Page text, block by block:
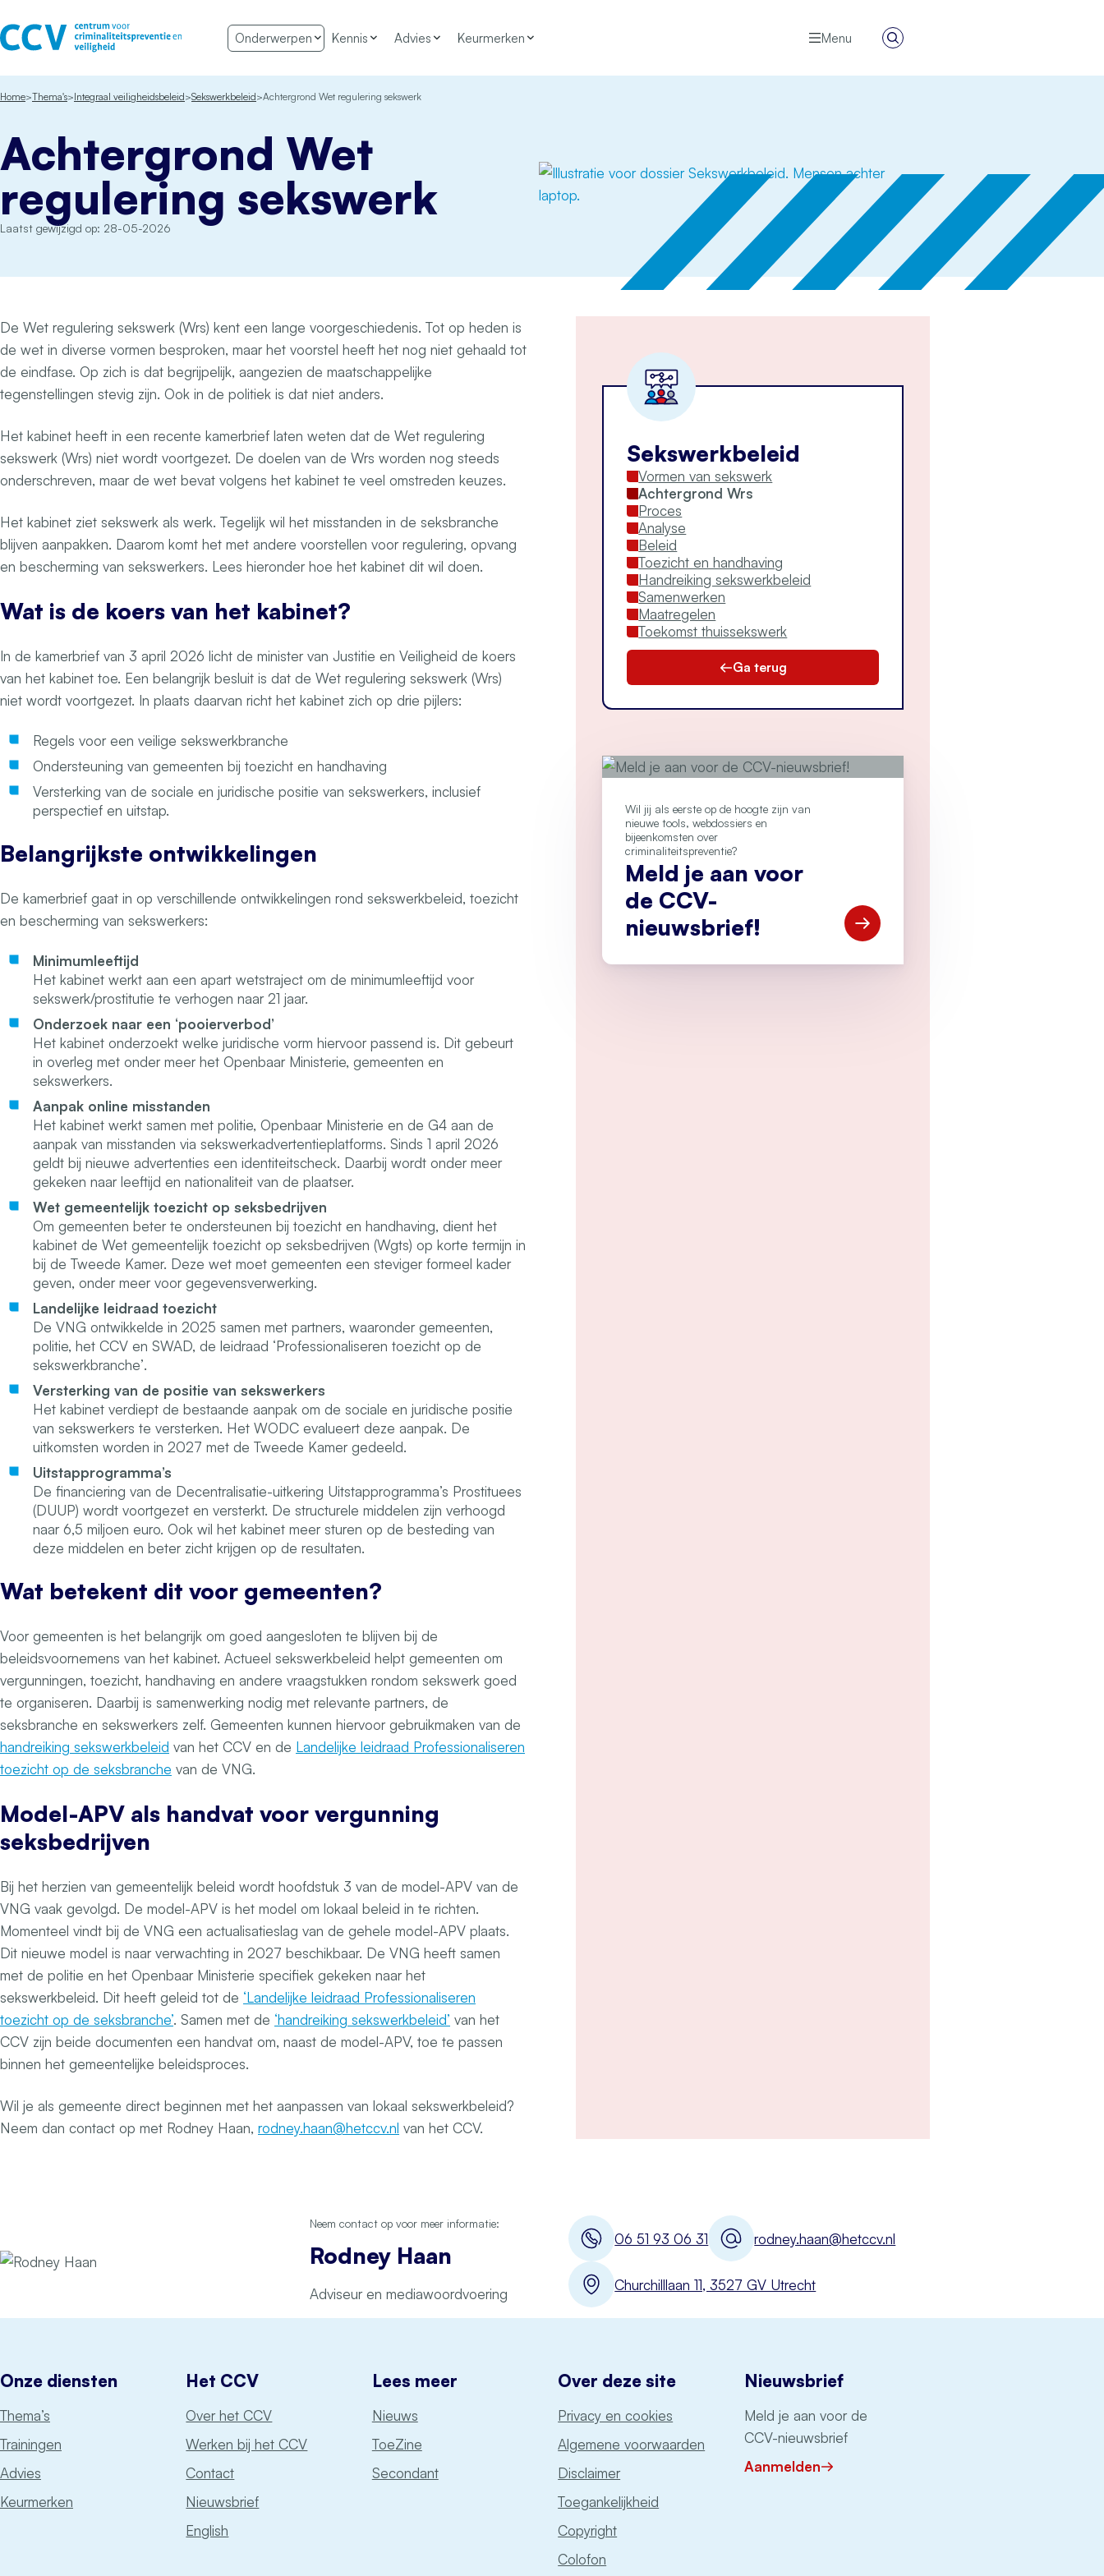
Onderwerpen Kennis Advies Keurmerken Menu
Zoeken
Home Thema's Integraal veiligheidsbeleid Sekswerkbeleid Achtergrond Wet regulering sekswerk
Achtergrond Wet
regulering sekswerk
Laatst gewijzigd op: 28-05-2026
De Wet regulering sekswerk (Wrs) kent een lange voorgeschiedenis. Tot op heden is
de wet in diverse vormen besproken, maar het voorstel heeft het nog niet gehaald tot
de eindfase. Op zich is dat begrijpelijk, aangezien de maatschappelijke
tegenstellingen stevig zijn. Ook in de politiek is dat niet anders.
Het kabinet heeft in een recente kamerbrief laten weten dat de Wet regulering
sekswerk (Wrs) niet wordt voortgezet. De doelen van de Wrs worden nog steeds
onderschreven, maar de wet bevat volgens het kabinet te veel omstreden keuzes.
Het kabinet ziet sekswerk als werk. Tegelijk wil het misstanden in de seksbranche
blijven aanpakken. Daarom komt het met andere voorstellen voor regulering, opvang
en bescherming van sekswerkers. Lees hieronder hoe het kabinet dit wil doen.
Wat is de koers van het kabinet?
In de kamerbrief van 3 april 2026 licht de minister van Justitie en Veiligheid de koers
van het kabinet toe. Een belangrijk besluit is dat de Wet regulering sekswerk (Wrs)
niet wordt voortgezet. In plaats daarvan richt het kabinet zich op drie pijlers:
Regels voor een veilige sekswerkbranche
Ondersteuning van gemeenten bij toezicht en handhaving
Versterking van de sociale en juridische positie van sekswerkers, inclusief
perspectief en uitstap.
Belangrijkste ontwikkelingen
De kamerbrief gaat in op verschillende ontwikkelingen rond sekswerkbeleid, toezicht
en bescherming van sekswerkers:
Minimumleeftijd
Het kabinet werkt aan een apart wetstraject om de minimumleeftijd voor
sekswerk/prostitutie te verhogen naar 21 jaar.
Onderzoek naar een ‘pooierverbod’
Het kabinet onderzoekt welke juridische vorm hiervoor passend is. Dit gebeurt
in overleg met onder meer het Openbaar Ministerie, gemeenten en
sekswerkers.
Aanpak online misstanden
Het kabinet werkt samen met politie, Openbaar Ministerie en de G4 aan de
aanpak van misstanden via sekswerkadvertentieplatforms. Sinds 1 april 2026
geldt bij nieuwe advertenties een identiteitscheck. Daarbij wordt onder meer
gekeken naar leeftijd en nationaliteit van de plaatser.
Wet gemeentelijk toezicht op seksbedrijven
Om gemeenten beter te ondersteunen bij toezicht en handhaving, dient het
kabinet de Wet gemeentelijk toezicht op seksbedrijven (Wgts) op korte termijn in
bij de Tweede Kamer. Deze wet moet gemeenten een steviger formeel kader
geven, onder meer voor gegevensverwerking.
Landelijke leidraad toezicht
De VNG ontwikkelde in 2025 samen met partners, waaronder gemeenten,
politie, het CCV en SWAD, de leidraad ‘Professionaliseren toezicht op de
sekswerkbranche’.
Versterking van de positie van sekswerkers
Het kabinet verdiept de bestaande aanpak om de sociale en juridische positie
van sekswerkers te versterken. Het WODC evalueert deze aanpak. De
uitkomsten worden in 2027 met de Tweede Kamer gedeeld.
Uitstapprogramma’s
De financiering van de Decentralisatie-uitkering Uitstapprogramma’s Prostituees
(DUUP) wordt voortgezet en versterkt. De structurele middelen zijn verhoogd
naar 6,5 miljoen euro. Ook wil het kabinet meer sturen op de besteding van
deze middelen en beter zicht krijgen op de resultaten.
Wat betekent dit voor gemeenten?
Voor gemeenten is het belangrijk om goed aangesloten te blijven bij de
beleidsvoornemens van het kabinet. Actueel sekswerkbeleid helpt gemeenten om
vergunningen, toezicht, handhaving en andere vraagstukken rondom sekswerk goed
te organiseren. Daarbij is samenwerking nodig met relevante partners, de
seksbranche en sekswerkers zelf. Gemeenten kunnen hiervoor gebruikmaken van de
handreiking sekswerkbeleid van het CCV en de Landelijke leidraad Professionaliseren
toezicht op de seksbranche van de VNG.
Model-APV als handvat voor vergunning
seksbedrijven
Bij het herzien van gemeentelijk beleid wordt hoofdstuk 3 van de model-APV van de
VNG vaak gevolgd. De model-APV is het model om lokaal beleid in te richten.
Momenteel vindt bij de VNG een actualisatieslag van de gehele model-APV plaats.
Dit nieuwe model is naar verwachting in 2027 beschikbaar. De VNG heeft samen
met de politie en het Openbaar Ministerie specifiek gekeken naar het
sekswerkbeleid. Dit heeft geleid tot de ‘Landelijke leidraad Professionaliseren
toezicht op de seksbranche’. Samen met de ‘handreiking sekswerkbeleid’ van het
CCV zijn beide documenten een handvat om, naast de model-APV, toe te passen
binnen het gemeentelijke beleidsproces.
Wil je als gemeente direct beginnen met het aanpassen van lokaal sekswerkbeleid?
Neem dan contact op met Rodney Haan, rodney.haan@hetccv.nl van het CCV.
Sekswerkbeleid
Vormen van sekswerk
Achtergrond Wrs
Proces
Analyse
Beleid
Toezicht en handhaving
Handreiking sekswerkbeleid
Samenwerken
Maatregelen
Toekomst thuissekswerk
Ga terug
Wil jij als eerste op de hoogte zijn van
nieuwe tools, webdossiers en
bijeenkomsten over
criminaliteitspreventie?
Meld je aan voor
de CCV-
nieuwsbrief!
Open Meld je aan voor de CCV-
06 51 93 06 31 rodney.haan@hetccv.nl
Churchilllaan 11, 3527 GV Utrecht
Neem contact op voor meer informatie:
Rodney Haan
Adviseur en mediawoordvoering
Onze diensten
Thema’s
Trainingen
Advies
Keurmerken
Het CCV
Over het CCV
Werken bij het CCV
Contact
Nieuwsbrief
English
Lees meer
Nieuws
ToeZine
Secondant
Over deze site
Privacy en cookies
Algemene voorwaarden
Disclaimer
Toegankelijkheid
Copyright
Colofon
Nieuwsbrief
Meld je aan voor de
CCV-nieuwsbrief
Aanmelden